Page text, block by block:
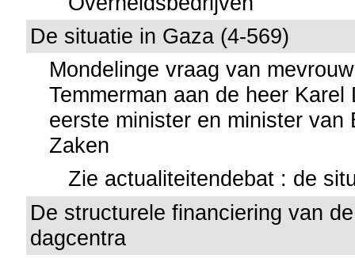
De situatie in Gaza (4-569)
Mondelinge vraag van
Temmerman aan de heer
eerste minister en minister van
Zaken
Zie actualiteitendebat : de
De structurele financiering van
dagcentra